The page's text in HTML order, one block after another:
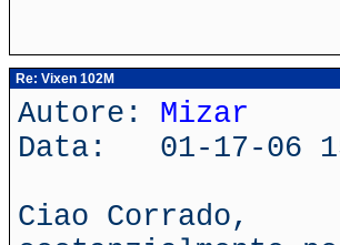
Re: Vixen 102M
Autore: Mizar
Data: 01-17-06
Ciao Corrado,